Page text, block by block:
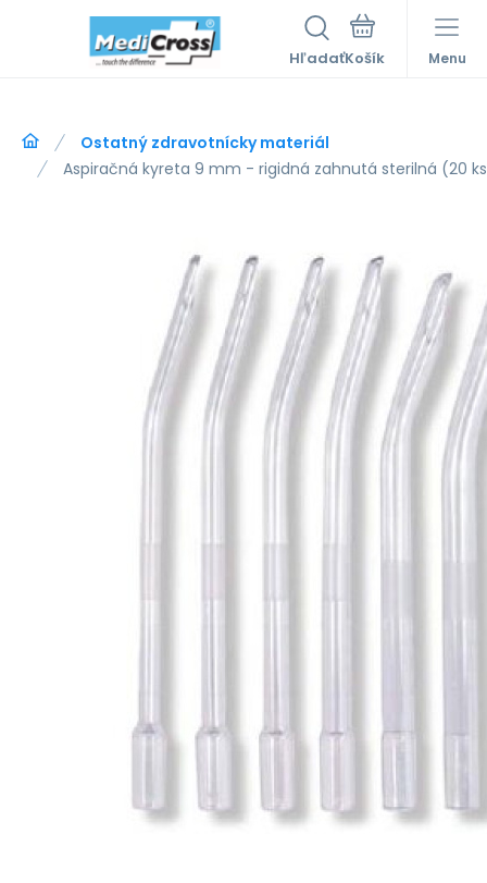
Hľadať Menu
Ostatný zdravotnícky materiál
Aspiračná kyreta 9 mm - rigidná zahnutá sterilná (20